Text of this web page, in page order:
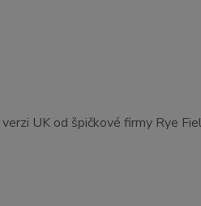
UK od špičkové firmy Rye